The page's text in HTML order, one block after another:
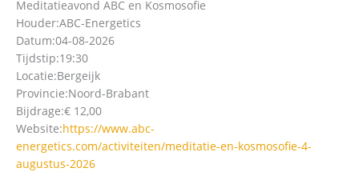
Meditatieavond ABC en Kosmosofie
Houder:ABC-Energetics
Datum:04-08-2026
Tijdstip:19:30
Locatie:Bergeijk
Provincie:Noord-Brabant
Bijdrage:€ 12,00
Website:https://www.abc-
energetics.com/activiteiten/meditatie-en-kosmosofie-4-
augustus-2026